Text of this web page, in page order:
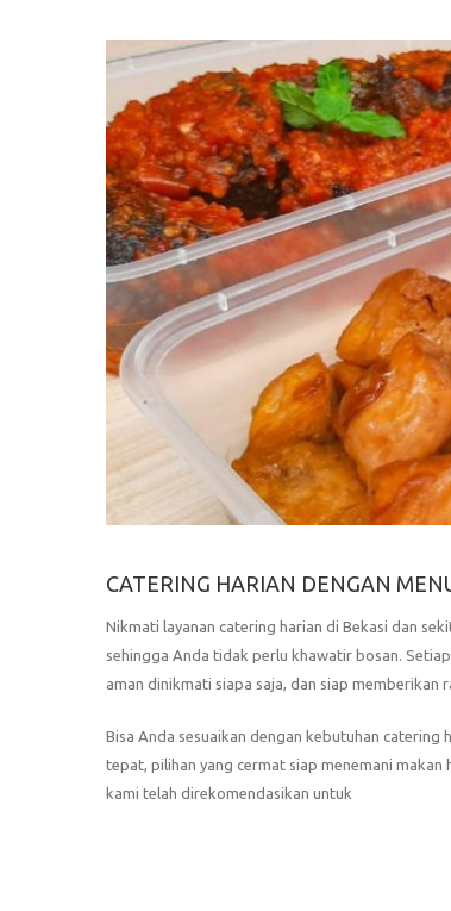
CATERING HARIAN DENGAN
Nikmati layanan catering harian di Bekasi dan
sehingga Anda tidak perlu khawatir bosan.
aman dinikmati siapa saja, dan siap memberikan
Bisa Anda sesuaikan dengan kebutuhan catering
tepat, pilihan yang cermat siap menemani
kami telah direkomendasikan untuk